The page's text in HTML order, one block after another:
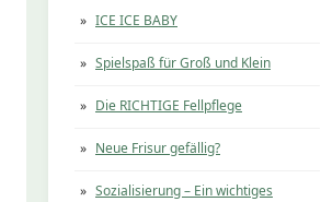
ICE ICE BABY
Spielspaß für Groß und Klein
Die RICHTIGE Fellpflege
Neue Frisur gefällig?
Sozialisierung – Ein wichtiges